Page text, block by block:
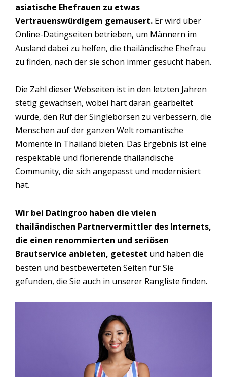
asiatische Ehefrauen zu etwas
Vertrauenswürdigem gemausert. Er wird über
Online-Datingseiten betrieben, um Männern im
Ausland dabei zu helfen, die thailändische Ehefrau
zu finden, nach der sie schon immer gesucht haben.
Die Zahl dieser Webseiten ist in den letzten Jahren
stetig gewachsen, wobei hart daran gearbeitet
wurde, den Ruf der Singlebörsen zu verbessern, die
Menschen auf der ganzen Welt romantische
Momente in Thailand bieten. Das Ergebnis ist eine
respektable und florierende thailändische
Community, die sich angepasst und modernisiert
hat.
Wir bei Datingroo haben die vielen
thailändischen Partnervermittler des Internets,
die einen renommierten und seriösen
Brautservice anbieten, getestet und haben die
besten und bestbewerteten Seiten für Sie
gefunden, die Sie auch in unserer Rangliste finden.